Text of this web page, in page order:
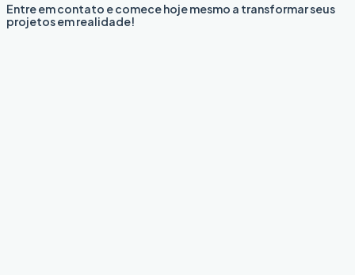
Entre em contato e comece hoje mesmo a transformar seus
projetos em realidade!